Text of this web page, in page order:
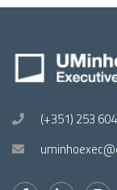
(+351) 253